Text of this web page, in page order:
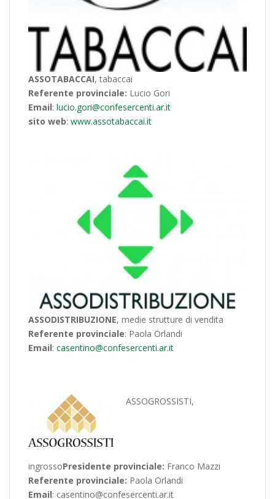
ASSOTABACCAI, tabaccai
Referente provinciale: Lucio Gori
Email: lucio.gori@confesercenti.ar.it
sito web: www.assotabaccai.it
ASSODISTRIBUZIONE, medie strutture di vendita
Referente provinciale: Paola Orlandi
Email: casentino@confesercenti.ar.it
ASSOGROSSISTI,
ingrossoPresidente provinciale: Franco Mazzi
Referente provinciale: Paola Orlandi
Email: casentino@confesercenti.ar.it